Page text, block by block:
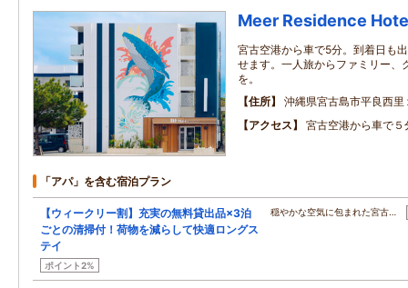
Meer Residence
宮古空港から車で5分。到着日も
せます。一人旅からファミリー、
を。
住所
沖縄県宮古島市平良西里
アクセス
宮古空港から車で５
「アパ」を含む宿泊プラン
【ウィークリー割】充実の無料貸出品×3泊
ごとの清掃付！荷物を減らして快適ロングス
テイ
ポイント2%
穏やかな空気に包まれた宮古…